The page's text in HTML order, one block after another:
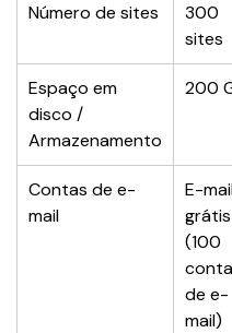
Número de sites
300
sites
Espaço em
disco /
Armazenamento
200
Contas de e-
mail
E-
grátis
(100
de e-
mail)